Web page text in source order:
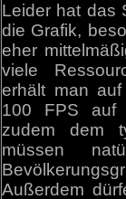
Leider hat das
die Grafik,
eher
viele
erhält man
100 FPS auf
zudem dem
müssen
Außerdem